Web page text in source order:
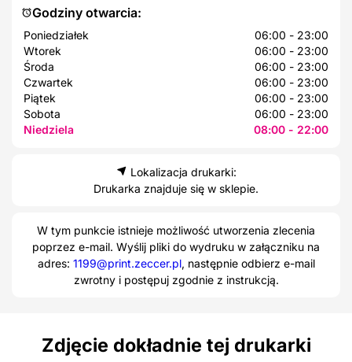
Godziny otwarcia:
Poniedziałek
06:00 - 23:00
Wtorek
06:00 - 23:00
Środa
06:00 - 23:00
Czwartek
06:00 - 23:00
Piątek
06:00 - 23:00
Sobota
06:00 - 23:00
Niedziela
08:00 - 22:00
Lokalizacja drukarki:
Drukarka znajduje się w sklepie.
W tym punkcie istnieje możliwość utworzenia zlecenia
poprzez e-mail. Wyślij pliki do wydruku w załączniku na
adres: 1199@print.zeccer.pl, następnie odbierz e-mail
zwrotny i postępuj zgodnie z instrukcją.
Zdjęcie dokładnie tej drukarki